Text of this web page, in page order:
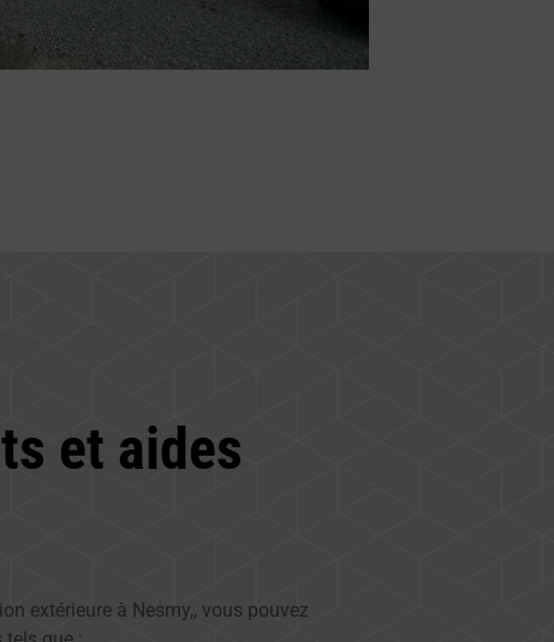
et aides
extérieure à Nesmy,, vous pouvez